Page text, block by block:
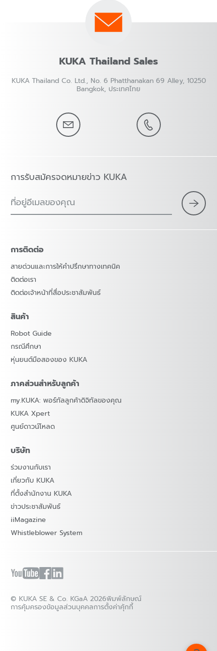
KUKA Thailand Sales
KUKA Thailand Co. Ltd., No. 6 Phatthanakan 69 Alley, 10250
Bangkok, ประเทศไทย
การรับสมัครจดหมายข่าว KUKA
ที่อยู่อีเมลของคุณ
การติดต่อ
สายด่วนและการให้คำปรึกษาทางเทคนิค
ติดต่อเรา
ติดต่อเจ้าหน้าที่สื่อประชาสัมพันธ์
สินค้า
Robot Guide
กรณีศึกษา
หุ่นยนต์มือสองของ KUKA
ภาคส่วนสำหรับลูกค้า
my.KUKA: พอร์ทัลลูกค้าดิจิทัลของคุณ
KUKA Xpert
ศูนย์ดาวน์โหลด
บริษัท
ร่วมงานกับเรา
เกี่ยวกับ KUKA
ที่ตั้งสำนักงาน KUKA
ข่าวประชาสัมพันธ์
iiMagazine
Whistleblower System
© KUKA SE & Co. KGaA 2026พิมพ์ลักษณ์
การคุ้มครองข้อมูลส่วนบุคคลการตั้งค่าคุ้กกี้